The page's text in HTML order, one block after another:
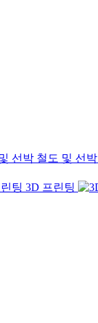
철도 및 선박
3D 프린팅